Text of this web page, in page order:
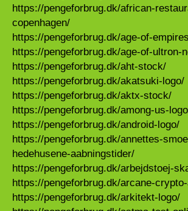
https://pengeforbrug.dk/african-
copenhagen/
https://pengeforbrug.dk/age-of-
https://pengeforbrug.dk/age-of-ultron-
https://pengeforbrug.dk/aht-stock/
https://pengeforbrug.dk/akatsuki-logo/
https://pengeforbrug.dk/aktx-stock/
https://pengeforbrug.dk/among-us-
https://pengeforbrug.dk/android-logo/
https://pengeforbrug.dk/annettes-
hedehusene-aabningstider/
https://pengeforbrug.dk/arbejdstoej-
https://pengeforbrug.dk/arcane-
https://pengeforbrug.dk/arkitekt-logo/